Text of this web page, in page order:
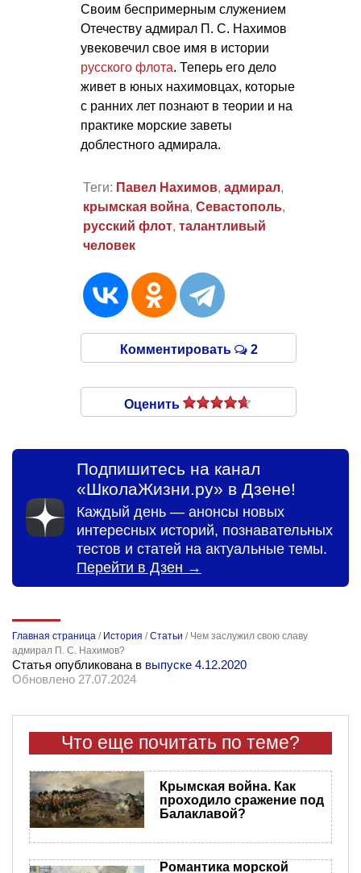
Своим беспримерным служением
Отечеству адмирал П. С. Нахимов
увековечил свое имя в истории
русского флота. Теперь его дело
живет в юных нахимовцах, которые
с ранних лет познают в теории и на
практике морские заветы
доблестного адмирала.
Теги: Павел Нахимов, адмирал,
крымская война, Севастополь,
русский флот, талантливый
человек
Комментировать 2
Оценить
Подпишитесь на канал
«ШколаЖизни.ру» в Дзене!
Каждый день — анонсы новых
интересных историй, познавательных
тестов и статей на актуальные темы.
Перейти в Дзен →
Главная страница / История /Статьи / Чем заслужил свою славу
адмирал П. С. Нахимов?
Статья опубликована в выпуске 4.12.2020
Обновлено 27.07.2024
Что еще почитать по теме?
Крымская война. Как
проходило сражение под
Балаклавой?
Романтика морской